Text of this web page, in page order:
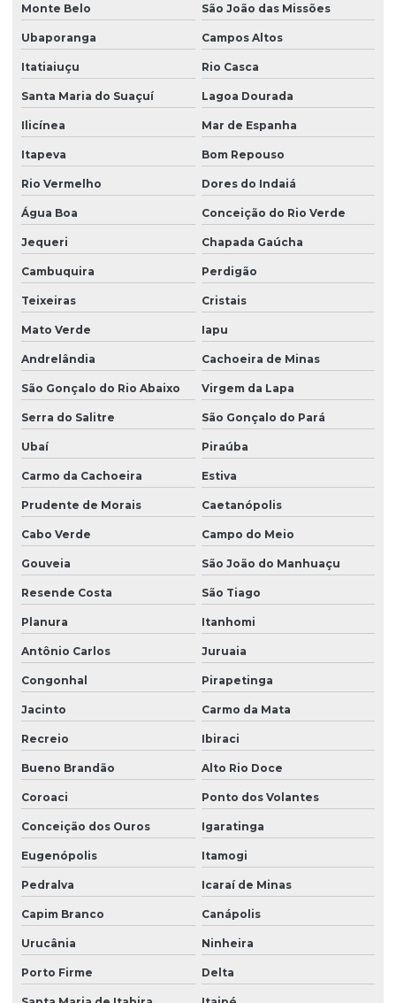
Monte Belo São João das Missões
Ubaporanga Campos Altos
Itatiaiuçu Rio Casca
Santa Maria do Suaçuí Lagoa Dourada
Ilicínea Mar de Espanha
Itapeva Bom Repouso
Rio Vermelho Dores do Indaiá
Água Boa Conceição do Rio Verde
Jequeri Chapada Gaúcha
Cambuquira Perdigão
Teixeiras Cristais
Mato Verde Iapu
Andrelândia Cachoeira de Minas
São Gonçalo do Rio Abaixo Virgem da Lapa
Serra do Salitre São Gonçalo do Pará
Ubaí Piraúba
Carmo da Cachoeira Estiva
Prudente de Morais Caetanópolis
Cabo Verde Campo do Meio
Gouveia São João do Manhuaçu
Resende Costa São Tiago
Planura Itanhomi
Antônio Carlos Juruaia
Congonhal Pirapetinga
Jacinto Carmo da Mata
Recreio Ibiraci
Bueno Brandão Alto Rio Doce
Coroaci Ponto dos Volantes
Conceição dos Ouros Igaratinga
Eugenópolis Itamogi
Pedralva Icaraí de Minas
Capim Branco Canápolis
Urucânia Ninheira
Porto Firme Delta